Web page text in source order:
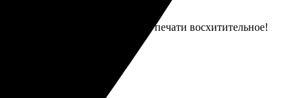
и без проблем. Качество печати восхитительное!
снова!